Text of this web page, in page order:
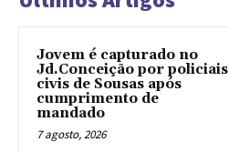
Jovem é capturado no
Jd.Conceição por policiais
civis de Sousas após
cumprimento de
mandado
7 agosto, 2026